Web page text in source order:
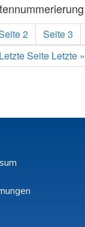
2 Seite3
Letzte Seite Letzte »